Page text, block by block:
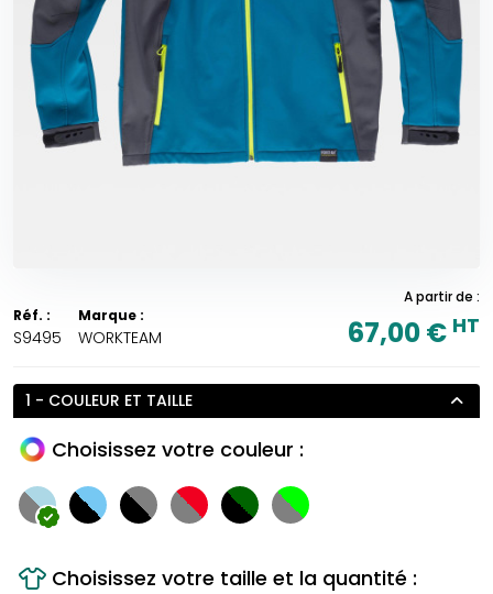
Réf. :
S9495
Marque :
WORKTEAM
A partir de :
67,00 € HT
1 - COULEUR ET TAILLE
Choisissez votre couleur :
Choisissez votre taille et la quantité :